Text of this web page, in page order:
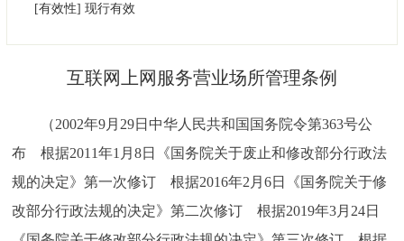
政务公开
市领导 机构职能 政策服务
政策解读 回应关切
[有效性] 现行有效
互联网上网服务营业场所管理条例
（2002年9月29日中华人民共和国国务院令第363号公
布 根据2011年1月8日《国务院关于废止和修改部分行政法
规的决定》第一次修订 根据2016年2月6日《国务院关于修
改部分行政法规的决定》第二次修订 根据2019年3月24日